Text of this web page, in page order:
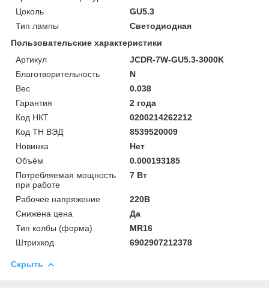
Цоколь
GU5.3
Тип лампы
Светодиодная
Пользовательские характеристики
Артикул
JCDR-7W-GU5.3-3000K
Благотворительность
N
Вес
0.038
Гарантия
2 года
Код НКТ
0200214262212
Код ТН ВЭД
8539520009
Новинка
Нет
Объём
0.000193185
Потребляемая мощность
при работе
7 Вт
Рабочее напряжение
220В
Снижена цена
Да
Тип колбы (форма)
MR16
Штрихкод
6902907212378
Скрыть